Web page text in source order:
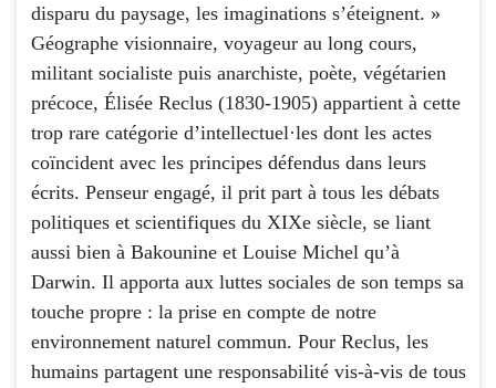
disparu du paysage, les imaginations s’éteignent. »
Géographe visionnaire, voyageur au long cours,
militant socialiste puis anarchiste, poète, végétarien
précoce, Élisée Reclus (1830-1905) appartient à cette
trop rare catégorie d’intellectuel·les dont les actes
coïncident avec les principes défendus dans leurs
écrits. Penseur engagé, il prit part à tous les débats
politiques et scientifiques du XIXe siècle, se liant
aussi bien à Bakounine et Louise Michel qu’à
Darwin. Il apporta aux luttes sociales de son temps sa
touche propre : la prise en compte de notre
environnement naturel commun. Pour Reclus, les
humains partagent une responsabilité vis-à-vis de tous